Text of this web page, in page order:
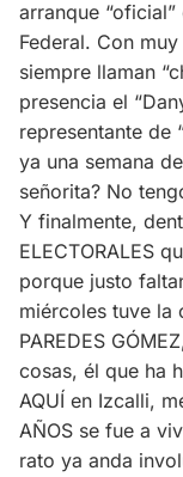
arranque
Federal. Con
siempre llaman
presencia el
representante de
ya una semana
señorita? No
Y finalmente,
ELECTORALES
porque justo
miércoles tuve la
PAREDES
cosas, él que ha
AQUÍ en Izcalli,
AÑOS se fue a
rato ya anda